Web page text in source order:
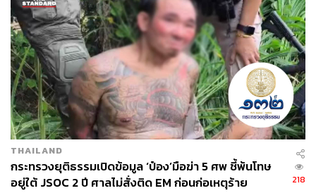
สโมสรชลบุรี เอฟซี ขอแสดงจุดยืนไม่เห็นด้วยการกระ
ทำของ วรวุฒิ สุขุนา ผู้รักษาประตูสโมสรชลบุรี เอฟซี
กรณีอุบัติเหตุที่มาจากเมาแล้วขับรถชน จนทำให้มีผู้เสีย
ชีวิต เนื่องจากเราเป็นสโมสรกีฬาฟุตบอลที่มีความมุ่ง
หวังจะทำให้คนชลบุรีมีร่างกายแข็งแรง ปลอดโรค และ
พฤติกรรมการเมาและขับ สวนทางกับเจตนารมณ์ที่เรา
มี อีกทั้งยืนยันว่าจะควบคุมดูแลไม่ให้นักฟุตบอล รวมไป
ถึงบุคลากรในสโมสร ก่อเหตุเมาแล้วขับ จนเกิด
เหตุการณ์สูญเสียเช่นนี้อีกต่อไป
THAILAND
กระทรวงยุติธรรมเปิดข้อมูล ‘ป๋อง’มือฆ่า 5 ศพ ชี้พ้นโทษ
อยู่ใต้ JSOC 2 ปี ศาลไม่สั่งติด EM ก่อนก่อเหตุร้าย
218